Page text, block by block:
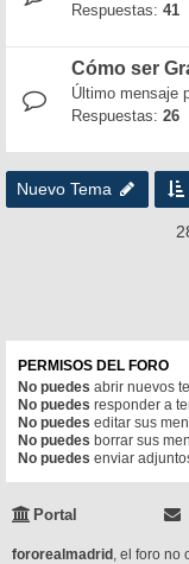
Respuestas: 41
Cómo ser
Último mensaje
Respuestas: 26
Nuevo Tema
PERMISOS DEL FORO
No puedes abrir nuevos
No puedes responder a
No puedes editar sus
No puedes borrar sus
No puedes enviar
Portal
fororealmadrid , el foro no